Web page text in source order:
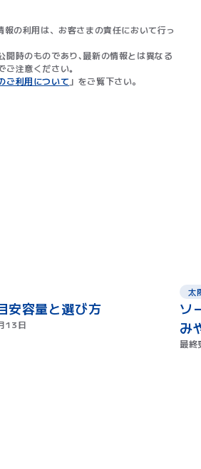
報の利用は、お客さまの責任において行っ
開時のものであり､最新の情報とは異なる
ご注意ください｡
ご利用について 」をご覧下さい。
安容量と選び方
13日
太
ソ
み
最終